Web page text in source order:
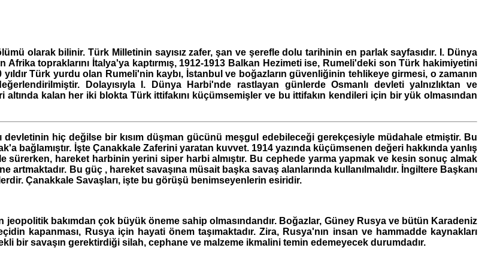
olarak bilinir. Türk Milletinin sayısız zafer, şan ve şerefle dolu tarihinin en parlak sayfasıdır. I. Dünya
Afrika topraklarını İtalya'ya kaptırmış, 1912-1913 Balkan Hezimeti ise, Rumeli'deki son Türk hakimiyetini
yıldır Türk yurdu olan Rumeli'nin kaybı, İstanbul ve boğazların güvenliğinin tehlikeye girmesi, o zamanın
Dolayısıyla I. Dünya Harbi'nde rastlayan günlerde Osmanlı devleti yalnızlıktan ve
altında kalan her iki blokta Türk ittifakını küçümsemişler ve bu ittifakın kendileri için bir yük olmasından
hiç değilse bir kısım düşman gücünü meşgul edebileceği gerekçesiyle müdahale etmiştir. Bu
bağlamıştır. İşte Çanakkale Zaferini yaratan kuvvet. 1914 yazında küçümsenen değeri hakkında yanlış
hareket harbinin yerini siper harbi almıştır. Bu cephede yarma yapmak ve kesin sonuç almak
Bu güç , hareket savaşına müsait başka savaş alanlarında kullanılmalıdır. İngiltere Başkanı
Çanakkale Savaşları, işte bu görüşü benimseyenlerin esiridir.
bakımdan çok büyük öneme sahip olmasındandır. Boğazlar, Güney Rusya ve bütün Karadeniz
kapanması, Rusya için hayati önem taşımaktadır. Zira, Rusya'nın insan ve hammadde kaynakları
bir savaşın gerektirdiği silah, cephane ve malzeme ikmalini temin edemeyecek durumdadır.